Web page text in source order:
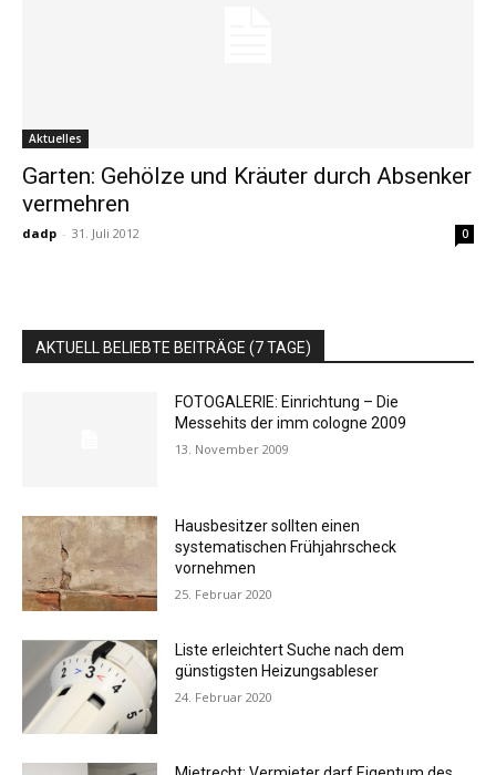
Aktuelles
Garten: Gehölze und Kräuter durch Absenker
vermehren
dadp - 31. Juli 2012 0
AKTUELL BELIEBTE BEITRÄGE (7 TAGE)
FOTOGALERIE: Einrichtung – Die
Messehits der imm cologne 2009
13. November 2009
Hausbesitzer sollten einen
systematischen Frühjahrscheck
vornehmen
25. Februar 2020
Liste erleichtert Suche nach dem
günstigsten Heizungsableser
24. Februar 2020